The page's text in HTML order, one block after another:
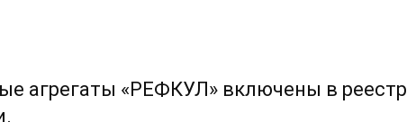
агрегаты «РЕФКУЛ» включены в реестр